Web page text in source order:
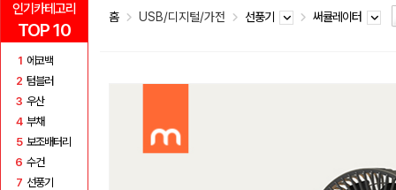
인기카테고리
TOP 10
1 에코백
2 텀블러
3 우산
4 부채
5 보조배터리
6 수건
7 선풍기
홈 USB/디지털/가전 선풍기 써큘레이터